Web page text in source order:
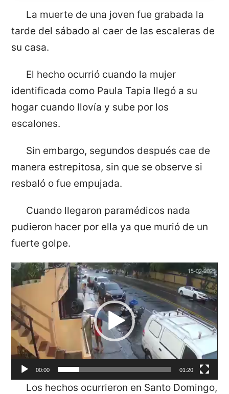
La muerte de una joven fue grabada la
tarde del sábado al caer de las escaleras de
su casa.
El hecho ocurrió cuando la mujer
identificada como Paula Tapia llegó a su
hogar cuando llovía y sube por los
escalones.
Sin embargo, segundos después cae de
manera estrepitosa, sin que se observe si
resbaló o fue empujada.
Cuando llegaron paramédicos nada
pudieron hacer por ella ya que murió de un
fuerte golpe.
Reproductor
de
vídeo
00:00 01:20
Los hechos ocurrieron en Santo Domingo,